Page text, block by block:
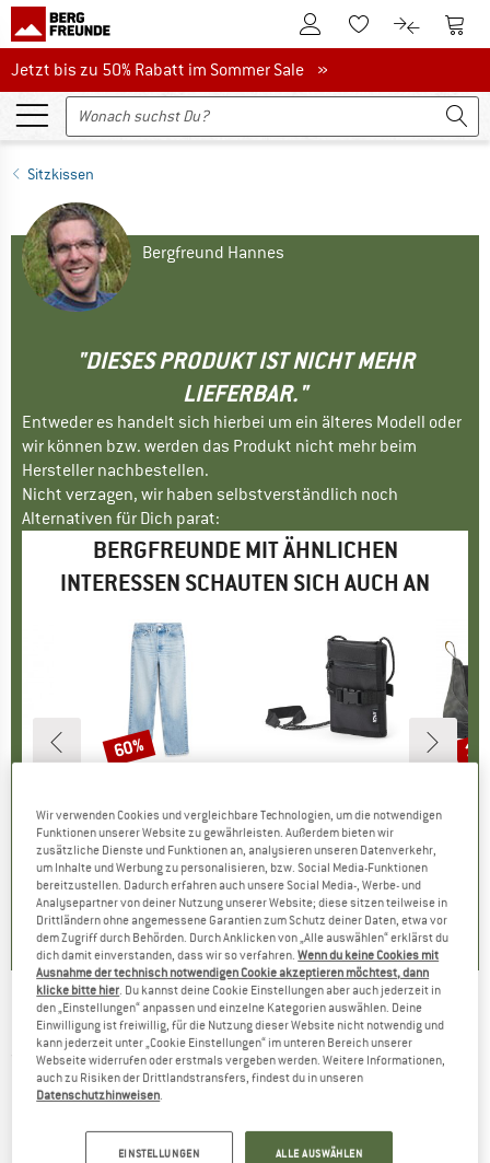
Zum KundenkontoZum Merkzettel.
Zum Zum
Jetzt bis zu 50% Rabatt im Sommer Sale
Jetzt bis zu 50% Rabatt im Sommer Sale »
Sitzkissen
Bergfreund Hannes
"DIESES PRODUKT IST NICHT MEHR
LIEFERBAR."
Entweder es handelt sich hierbei um ein älteres Modell oder
wir können bzw. werden das Produkt nicht mehr beim
Hersteller nachbestellen.
Nicht verzagen, wir haben selbstverständlich noch
Alternativen für Dich parat:
BERGFREUNDE MIT ÄHNLICHEN
INTERESSEN SCHAUTEN SICH AUCH AN
Preis
€
)
Artikel
Women's Aaikala Cotton
Produktgruppe
Jeans
Preis
129,95 €reduzierter Preis
51,98 €
0,0(0)
Rabatt
60%
Artikel
Bike Saddle Bag
Produktgruppe
Fahrradtasche
Preis
29,95 €
0,0(0)
ØYO - Kvile Sitzkissen - Sitzkissen
(0)
Wir verwenden Cookies und vergleichbare Technologien, um die notwendigen
Funktionen unserer Website zu gewährleisten. Außerdem bieten wir
zusätzliche Dienste und Funktionen an, analysieren unseren Datenverkehr,
um Inhalte und Werbung zu personalisieren, bzw. Social Media-Funktionen
bereitzustellen. Dadurch erfahren auch unsere Social Media-, Werbe- und
Analysepartner von deiner Nutzung unserer Website; diese sitzen teilweise in
Drittländern ohne angemessene Garantien zum Schutz deiner Daten, etwa vor
dem Zugriff durch Behörden. Durch Anklicken von „Alle auswählen“ erklärst du
dich damit einverstanden, dass wir so verfahren.Wenn du keine Cookies mit
Ausnahme der technisch notwendigen Cookie akzeptieren möchtest, dann
klicke bitte hier. Du kannst deine Cookie Einstellungen aber auch jederzeit in
den „Einstellungen“ anpassen und einzelne Kategorien auswählen. Deine
Einwilligung ist freiwillig, für die Nutzung dieser Website nicht notwendig und
kann jederzeit unter „Cookie Einstellungen“ im unteren Bereich unserer
Webseite widerrufen oder erstmals vergeben werden. Weitere Informationen,
auch zu Risiken der Drittlandstransfers, findest du in unseren
Datenschutzhinweisen.
EINSTELLUNGEN ALLE AUSWÄHLEN